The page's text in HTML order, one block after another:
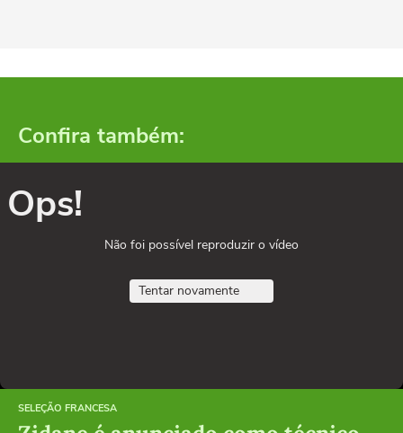
Confira também:
Ops!
Não foi possível reproduzir o vídeo
Tentar novamente
SELEÇÃO FRANCESA